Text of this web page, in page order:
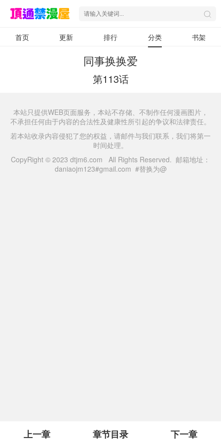
首页 更新 排行 分类 书架
同事换换爱
第113话
上一章 章节目录 下一章
本站只提供WEB页面服务，本站不存储、不制作任何漫画图片，
不承担任何由于内容的合法性及健康性所引起的争议和法律责任。
若本站收录内容侵犯了您的权益，请邮件与我们联系，我们将第一
时间处理。
CopyRight © 2023 dtjm6.com All Rights Reserved. 邮箱地址：
daniaojm123#gmail.com #替换为@